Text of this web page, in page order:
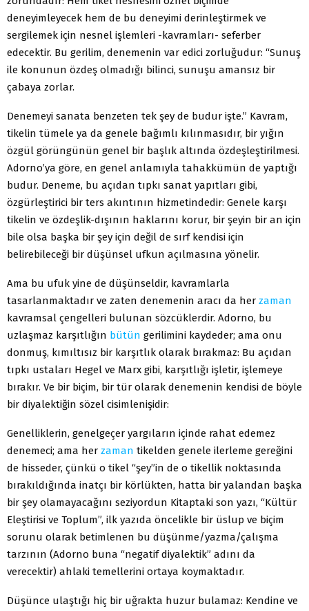
deneyimleyecek hem de bu deneyimi derinleştirmek ve
sergilemek için nesnel işlemleri -kavramları- seferber
edecektir. Bu gerilim, denemenin var edici zorluğudur: “Sunuş
ile konunun özdeş olmadığı bilinci, sunuşu amansız bir
çabaya zorlar.
Denemeyi sanata benzeten tek şey de budur işte.” Kavram,
tikelin tümele ya da genele bağımlı kılınmasıdır, bir yığın
özgül görüngünün genel bir başlık altında özdeşleştirilmesi.
Adorno’ya göre, en genel anlamıyla tahakkümün de yaptığı
budur. Deneme, bu açıdan tıpkı sanat yapıtları gibi,
özgürleştirici bir ters akıntının hizmetindedir: Genele karşı
tikelin ve özdeşlik-dışının haklarını korur, bir şeyin bir an için
bile olsa başka bir şey için değil de sırf kendisi için
belirebileceği bir düşünsel ufkun açılmasına yönelir.
Ama bu ufuk yine de düşünseldir, kavramlarla
tasarlanmaktadır ve zaten denemenin aracı da her zaman
kavramsal çengelleri bulunan sözcüklerdir. Adorno, bu
uzlaşmaz karşıtlığın bütün gerilimini kaydeder; ama onu
donmuş, kımıltısız bir karşıtlık olarak bırakmaz: Bu açıdan
tıpkı ustaları Hegel ve Marx gibi, karşıtlığı işletir, işlemeye
bırakır. Ve bir biçim, bir tür olarak denemenin kendisi de böyle
bir diyalektiğin sözel cisimlenişidir:
Genelliklerin, genelgeçer yargıların içinde rahat edemez
denemeci; ama her zaman tikelden genele ilerleme gereğini
de hisseder, çünkü o tikel “şey”in de o tikellik noktasında
bırakıldığında inatçı bir körlükten, hatta bir yalandan başka
bir şey olamayacağını seziyordun Kitaptaki son yazı, “Kültür
Eleştirisi ve Toplum”, ilk yazıda öncelikle bir üslup ve biçim
sorunu olarak betimlenen bu düşünme/yazma/çalışma
tarzının (Adorno buna “negatif diyalektik” adını da
verecektir) ahlaki temellerini ortaya koymaktadır.
Düşünce ulaştığı hiç bir uğrakta huzur bulamaz: Kendine ve